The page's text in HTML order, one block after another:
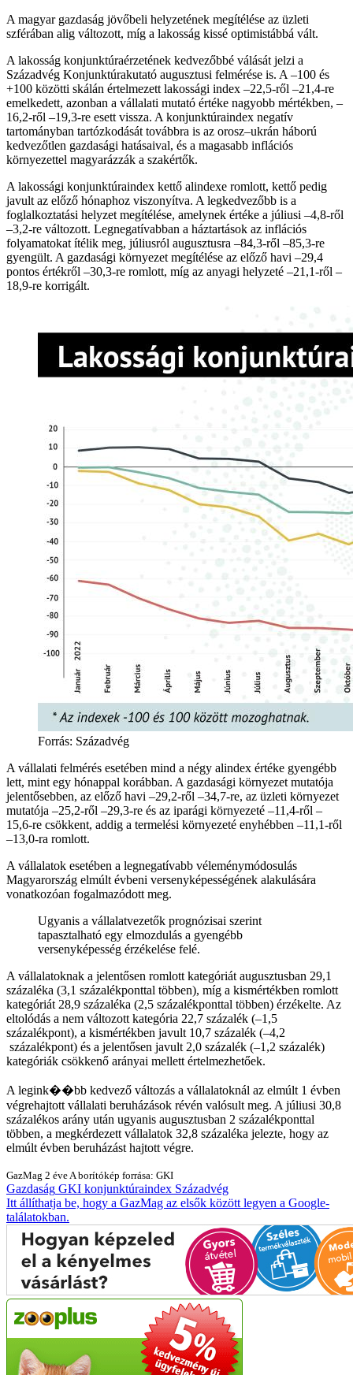
A magyar gazdaság jövőbeli helyzetének megítélése az üzleti
szférában alig változott, míg a lakosság kissé optimistábbá vált.
A lakosság konjunktúraérzetének kedvezőbbé válását jelzi a
Századvég Konjunktúrakutató augusztusi felmérése is. A –100 és
+100 közötti skálán értelmezett lakossági index –22,5-ről –21,4-re
emelkedett, azonban a vállalati mutató értéke nagyobb mértékben, –
16,2-ről –19,3-re esett vissza. A konjunktúraindex negatív
tartományban tartózkodását továbbra is az orosz–ukrán háború
kedvezőtlen gazdasági hatásaival, és a magasabb inflációs
környezettel magyarázzák a szakértők.
A lakossági konjunktúraindex kettő alindexe romlott, kettő pedig
javult az előző hónaphoz viszonyítva. A legkedvezőbb is a
foglalkoztatási helyzet megítélése, amelynek értéke a júliusi –4,8-ről
–3,2-re változott. Legnegatívabban a háztartások az inflációs
folyamatokat ítélik meg, júliusról augusztusra –84,3-ről –85,3-re
gyengült. A gazdasági környezet megítélése az előző havi –29,4
pontos értékről –30,3-re romlott, míg az anyagi helyzeté –21,1-ről –
18,9-re korrigált.
Forrás: Századvég
A vállalati felmérés esetében mind a négy alindex értéke gyengébb
lett, mint egy hónappal korábban. A gazdasági környezet mutatója
jelentősebben, az előző havi –29,2-ről –34,7-re, az üzleti környezet
mutatója –25,2-ről –29,3-re és az iparági környezeté –11,4-ről –
15,6-re csökkent, addig a termelési környezeté enyhébben –11,1-ről
–13,0-ra romlott.
A vállalatok esetében a legnegatívabb véleménymódosulás
Magyarország elmúlt évbeni versenyképességének alakulására
vonatkozóan fogalmazódott meg.
Ugyanis a vállalatvezetők prognózisai szerint
tapasztalható egy elmozdulás a gyengébb
versenyképesség érzékelése felé.
A vállalatoknak a jelentősen romlott kategóriát augusztusban 29,1
százaléka (3,1 százalékponttal többen), míg a kismértékben romlott
kategóriát 28,9 százaléka (2,5 százalékponttal többen) érzékelte. Az
eltolódás a nem változott kategória 22,7 százalék (–1,5
százalékpont), a kismértékben javult 10,7 százalék (–4,2
százalékpont) és a jelentősen javult 2,0 százalék (–1,2 százalék)
kategóriák csökkenő arányai mellett értelmezhetőek.
A legink��bb kedvező változás a vállalatoknál az elmúlt 1 évben
végrehajtott vállalati beruházások révén valósult meg. A júliusi 30,8
százalékos arány után ugyanis augusztusban 2 százalékponttal
többen, a megkérdezett vállalatok 32,8 százaléka jelezte, hogy az
elmúlt évben beruházást hajtott végre.
GazMag 2 éve A borítókép forrása: GKI
Gazdaság GKI konjunktúraindex Századvég
Itt állíthatja be, hogy a GazMag az elsők között legyen a Google-
találatokban.